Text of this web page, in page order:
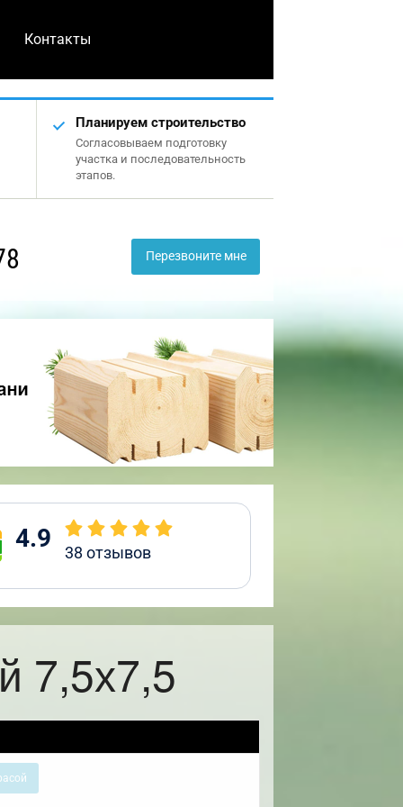
Контакты
Планируем строительство
Согласовываем подготовку
участка и последовательность
этапов.
Перезвоните мне
4.9 38 отзывов
7,5х7,5